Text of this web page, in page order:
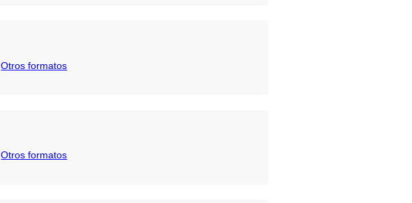
Otros formatos
Otros formatos